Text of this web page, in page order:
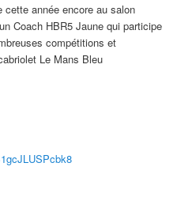
cette année encore au salon
Coach HBR5 Jaune qui participe
compétitions et
Le Mans Bleu